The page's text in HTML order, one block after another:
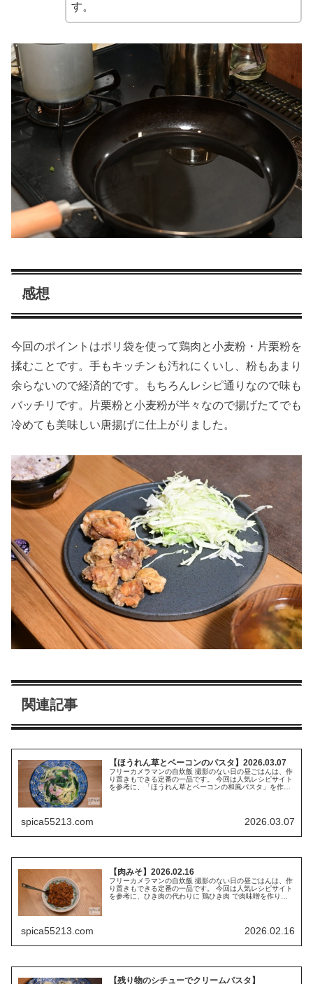
す。
感想
今回のポイントはポリ袋を使って鶏肉と小麦粉・片栗粉を
揉むことです。手もキッチンも汚れにくいし、粉もあまり
余らないので経済的です。もちろんレシピ通りなので味も
バッチリです。片栗粉と小麦粉が半々なので揚げたてでも
冷めても美味しい唐揚げに仕上がりました。
関連記事
【ほうれん草とベーコンのパスタ】2026.03.07
フリーカメラマンの自炊飯 撮影のない日の昼ごはんは、作
り置きもできる定番の一品です。 今回は人気レシピサイト
を参考に、「ほうれん草とベーコンの和風パスタ」を作り
spica55213.com 2026.03.07
【肉みそ】2026.02.16
フリーカメラマンの自炊飯 撮影のない日の昼ごはんは、作
り置きもできる定番の一品です。 今回は人気レシピサイト
を参考に、ひき肉の代わりに 鶏ひき肉 で肉味噌を作りま
spica55213.com 2026.02.16
【残り物のシチューでクリームパスタ】